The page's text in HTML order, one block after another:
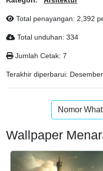
Total penayangan: 2,392
Total unduhan: 334
Jumlah Cetak: 7
Terakhir diperbarui:
Nomor
Wallpaper